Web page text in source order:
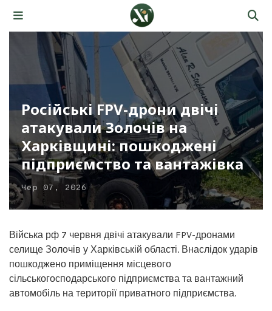
Російські FPV-дрони двічі
атакували Золочів на
Харківщині: пошкоджені
підприємство та вантажівка
Чер 07, 2026
Війська рф 7 червня двічі атакували FPV-дронами
селище Золочів у Харківській області. Внаслідок ударів
пошкоджено приміщення місцевого
сільськогосподарського підприємства та вантажний
автомобіль на території приватного підприємства.